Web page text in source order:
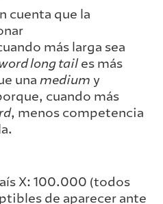
cuenta que la
más larga sea
long tailes más
una medium y
cuando más
, menos competencia
X: 100.000 (todos
de aparecer ante